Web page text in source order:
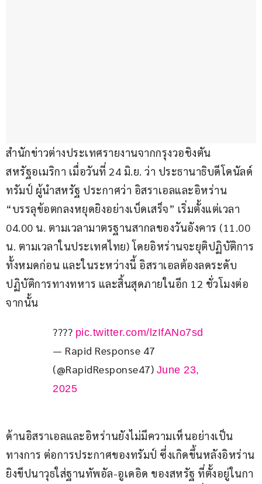
สำนักข่าวต่างประเทศรายงานจากกรุงวอชิงตัน
สหรัฐอเมริกา เมื่อวันที่ 24 มิ.ย. ว่า ประธานาธิบดีโดนัลด์
ทรัมป์ ผู้นำสหรัฐ ประกาศว่า อิสราเอลและอิหร่าน
“บรรลุข้อตกลงหยุดยิงอย่างเบ็ดเสร็จ” เริ่มตั้งแต่เวลา
04.00 น. ตามเวลามาตรฐานสากลของวันอังคาร (11.00
น. ตามเวลาในประเทศไทย) โดยอิหร่านจะยุติปฏิบัติการ
ทั้งหมดก่อน และในระหว่างนี้ อิสราเอลต้องลดระดับ
ปฏิบัติการทางทหาร และสิ้นสุดภายในอีก 12 ชั่วโมงต่อ
จากนั้น
???? pic.twitter.com/lzIfANo7sd
— Rapid Response 47
(@RapidResponse47) June 23,
2025
ด้านอิสราเอลและอิหร่านยังไม่มีความเห็นอย่างเป็น
ทางการ ต่อการประกาศของทรัมป์ ซึ่งเกิดขึ้นหลังอิหร่าน
ยิงขีปนาวุธใส่ฐานทัพอัล-อูเดอิด ของสหรัฐ ที่ตั้งอยู่ในกา